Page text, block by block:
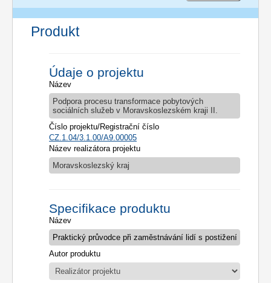
Produkt
Údaje o projektu
Název
Podpora procesu transformace pobytových
sociálních služeb v Moravskoslezském kraji II.
Číslo projektu/Registrační číslo
CZ.1.04/3.1.00/A9.00005
Název realizátora projektu
Moravskoslezský kraj
Specifikace produktu
Název
Autor produktu